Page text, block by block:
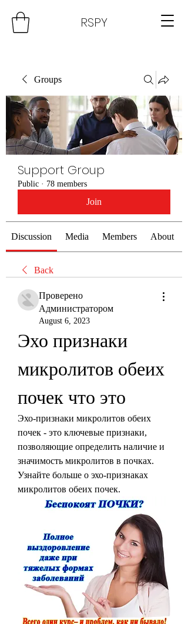
RSPY
Groups
Support Group
Public · 78 members
Join
Discussion Media Members About
Back
Проверено
Администратором
August 6, 2023
Эхо признаки
микролитов обеих
почек что это
Эхо-признаки микролитов обеих
почек - это ключевые признаки,
позволяющие определить наличие и
значимость микролитов в почках.
Узнайте больше о эхо-признаках
микролитов обеих почек.